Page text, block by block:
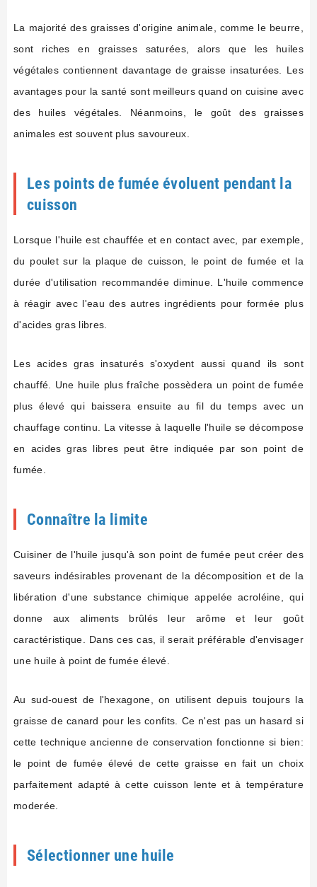
La majorité des graisses d'origine animale, comme le beurre,
sont riches en graisses saturées, alors que les huiles
végétales contiennent davantage de graisse insaturées. Les
avantages pour la santé sont meilleurs quand on cuisine avec
des huiles végétales. Néanmoins, le goût des graisses
animales est souvent plus savoureux.
Les points de fumée évoluent pendant la
cuisson
Lorsque l'huile est chauffée et en contact avec, par exemple,
du poulet sur la plaque de cuisson, le point de fumée et la
durée d'utilisation recommandée diminue. L'huile commence
à réagir avec l'eau des autres ingrédients pour formée plus
d'acides gras libres.
Les acides gras insaturés s'oxydent aussi quand ils sont
chauffé. Une huile plus fraîche possèdera un point de fumée
plus élevé qui baissera ensuite au fil du temps avec un
chauffage continu. La vitesse à laquelle l'huile se décompose
en acides gras libres peut être indiquée par son point de
fumée.
Connaître la limite
Cuisiner de l'huile jusqu'à son point de fumée peut créer des
saveurs indésirables provenant de la décomposition et de la
libération d'une substance chimique appelée acroléine, qui
donne aux aliments brûlés leur arôme et leur goût
caractéristique. Dans ces cas, il serait préférable d'envisager
une huile à point de fumée élevé.
Au sud-ouest de l'hexagone, on utilisent depuis toujours la
graisse de canard pour les confits. Ce n'est pas un hasard si
cette technique ancienne de conservation fonctionne si bien:
le point de fumée élevé de cette graisse en fait un choix
parfaitement adapté à cette cuisson lente et à température
moderée.
Sélectionner une huile